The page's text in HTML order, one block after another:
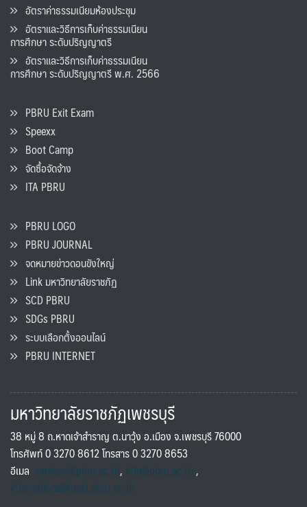
อัตราค่าธรรมเนียมห้องประชุม
อัตราและวิธีการเก็บค่าธรรมเนียน
การศึกษา ระดับปริญญาตรี
อัตราและวิธีการเก็บค่าธรรมเนียน
การศึกษา ระดับปริญญาตรี พ.ศ. 2566
PBRU Exit Exam
Speexx
Boot Camp
จัดซื้อจัดจ้าง
ITA PBRU
PBRU LOGO
PBRU JOURNAL
จดหมายข่าวดอนขังใหญ่
Link มหาวิทยาลัยราชภัฏ
SCD PBRU
SDGs PBRU
ระบบเลือกตั้งออนไลน์
PBRU INTERNET
มหาวิทยาลัยราชภัฏเพชรบุรี
38 หมู่ 8 ถ.หาดเจ้าสำราญ ต.นาวุ้ง อ.เมือง จ.เพชรบุรี 76000
โทรศัพท์ 0 3270 8612 โทรสาร 0 3270 8653
อีเมล saraban@pbru.ac.th, info@pbru.ac.th,
international@mail.pbru.ac.th